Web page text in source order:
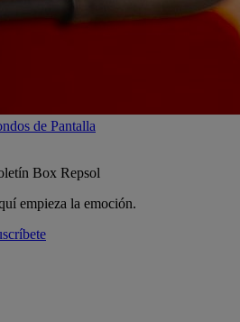
de Pantalla
Box Repsol
empieza la emoción.